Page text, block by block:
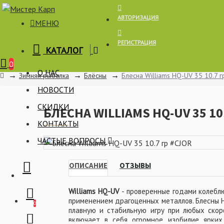
Корзина
МЕНЮ
КАТАЛОГ
О НАС
НОВОСТИ
СКИДКИ
КОНТАКТЫ
ЧАСТЫЕ ВОПРОСЫ
0
АВТОРИЗАЦИЯ
РЕГИСТРАЦИЯ
0
Зимняя рыбалка Блёсны Блесна Williams HQ-UV 35 10.7
БЛЕСНА WILLIAMS HQ-UV 35
ОПИСАНИЕ ОТЗЫВЫ
Williams HQ-UV- проверенные годами
применением драгоценных металлов. Блесны
плавную и стабильную игру при любых
включает в себя огромное изобилие